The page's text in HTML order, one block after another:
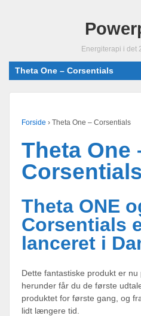
Energiterapi i det
Theta One – Corsentials
Forside › Theta One – Corsentials
Theta One
Corsentials
Theta ONE
Corsentials
lanceret i
Dette fantastiske produkt er
herunder får du de første
produktet for første gang, og
lidt længere tid.